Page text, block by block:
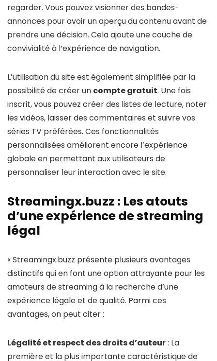
regarder. Vous pouvez visionner des bandes-
annonces pour avoir un aperçu du contenu avant de
prendre une décision. Cela ajoute une couche de
convivialité à l’expérience de navigation.
L’utilisation du site est également simplifiée par la
possibilité de créer un compte gratuit. Une fois
inscrit, vous pouvez créer des listes de lecture, noter
les vidéos, laisser des commentaires et suivre vos
séries TV préférées. Ces fonctionnalités
personnalisées améliorent encore l’expérience
globale en permettant aux utilisateurs de
personnaliser leur interaction avec le site.
Streamingx.buzz : Les atouts
d’une expérience de streaming
légal
« Streamingx.buzz présente plusieurs avantages
distinctifs qui en font une option attrayante pour les
amateurs de streaming à la recherche d’une
expérience légale et de qualité. Parmi ces
avantages, on peut citer :
Légalité et respect des droits d’auteur: La
première et la plus importante caractéristique de